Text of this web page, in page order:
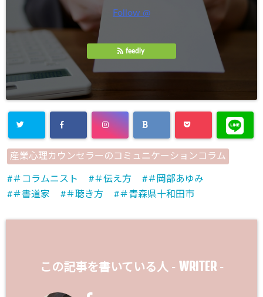
Follow @
feedly
産業心理カウンセラーのコミュニケーションコラム
＃コラムニスト ＃伝え方
＃岡部あゆみ
＃書道家
＃聴き方 ＃青森県十和田市
この記事を書いている人 - WRITER-